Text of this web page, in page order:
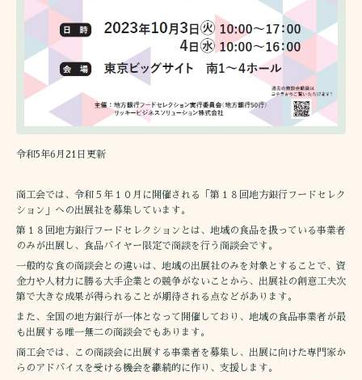
令和5年6月21日更新
商工会では、令和５年１０月に開催される「第１８回地方銀行フードセレク
ション」への出展社を募集しています。
第１８回地方銀行フードセレクションとは、地域の食品を扱っている事業者
のみが出展し、食品バイヤー限定で商談を行う商談会です。
一般的な食の商談会との違いは、地域の出展社のみを対象とすることで、資
金力や人材力に勝る大手企業との競争がないことから、出展社の創意工夫次
第で大きな成果が得られることが期待される点などがあります。
また、全国の地方銀行が一体となって開催しており、地域の食品事業者が最
も出展する唯一無二の商談会でもあります。
商工会では、この商談会に出展する事業者を募集し、出展に向けた専門家か
らのアドバイスを受ける機会を継続的に作り、支援します。